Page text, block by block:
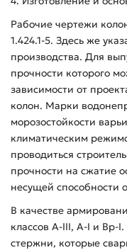
Рабочие чертежи
1.424.1-5. Здесь же
производства. Для
прочности которого
зависимости от
колон. Марки
морозостойкости
климатическим
проводиться
прочности на сжатие
несущей способности
В качестве
классов А-ІІІ, А-І и
стержни, которые